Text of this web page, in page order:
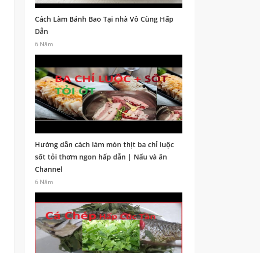
Cách Làm Bánh Bao Tại nhà Vô Cùng Hấp
Dẫn
6 Năm
Hướng dẫn cách làm món thịt ba chỉ luộc
sốt tỏi thơm ngon hấp dẫn | Nấu và ăn
Channel
6 Năm